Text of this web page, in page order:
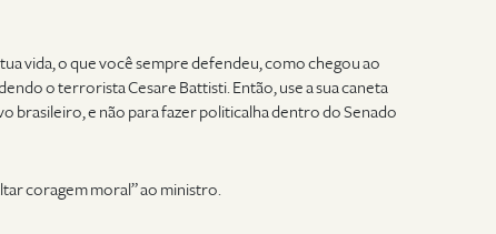
vida, o que você sempre defendeu, como chegou ao
o terrorista Cesare Battisti. Então, use a sua caneta
brasileiro, e não para fazer politicalha dentro do Senado
coragem moral” ao ministro.